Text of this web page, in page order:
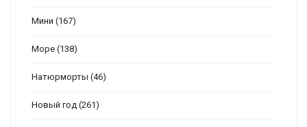
Мини (167)
Море (138)
Натюрморты (46)
Новый год (261)